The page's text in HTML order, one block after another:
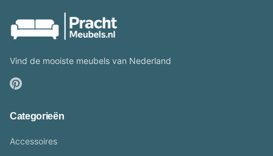
Vind de mooiste meubels van Nederland
Categorieën
Accessoires